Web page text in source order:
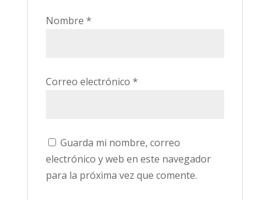
Nombre *
Correo electrónico *
Guarda mi nombre, correo
electrónico y web en este navegador
para la próxima vez que comente.